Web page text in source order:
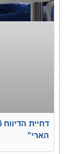
הארי"